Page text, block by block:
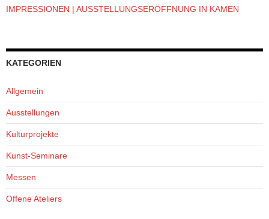
IMPRESSIONEN | AUSSTELLUNGSERÖFFNUNG IN KAMEN
KATEGORIEN
Allgemein
Ausstellungen
Kulturprojekte
Kunst-Seminare
Messen
Offene Ateliers